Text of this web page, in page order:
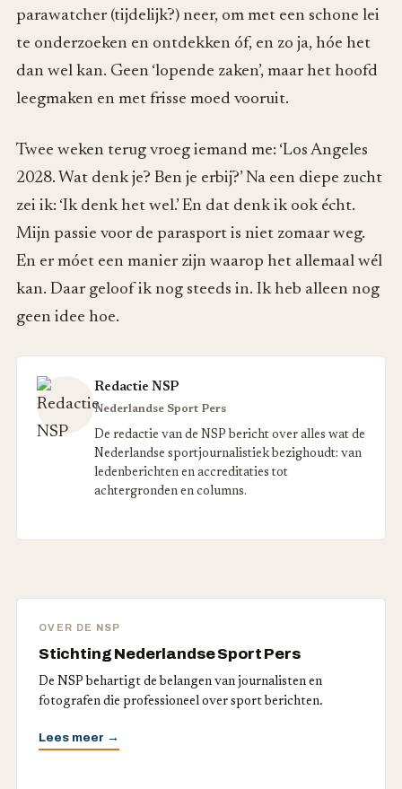
parawatcher (tijdelijk?) neer, om met een schone lei
te onderzoeken en ontdekken óf, en zo ja, hóe het
dan wel kan. Geen ‘lopende zaken’, maar het hoofd
leegmaken en met frisse moed vooruit.
Twee weken terug vroeg iemand me: ‘Los Angeles
2028. Wat denk je? Ben je erbij?’ Na een diepe zucht
zei ik: ‘Ik denk het wel.’ En dat denk ik ook écht.
Mijn passie voor de parasport is niet zomaar weg.
En er móet een manier zijn waarop het allemaal wél
kan. Daar geloof ik nog steeds in. Ik heb alleen nog
geen idee hoe.
Redactie NSP
Nederlandse Sport Pers
De redactie van de NSP bericht over alles wat de
Nederlandse sportjournalistiek bezighoudt: van
ledenberichten en accreditaties tot
achtergronden en columns.
OVER DE NSP
Stichting Nederlandse Sport Pers
De NSP behartigt de belangen van journalisten en
fotografen die professioneel over sport berichten.
Lees meer →